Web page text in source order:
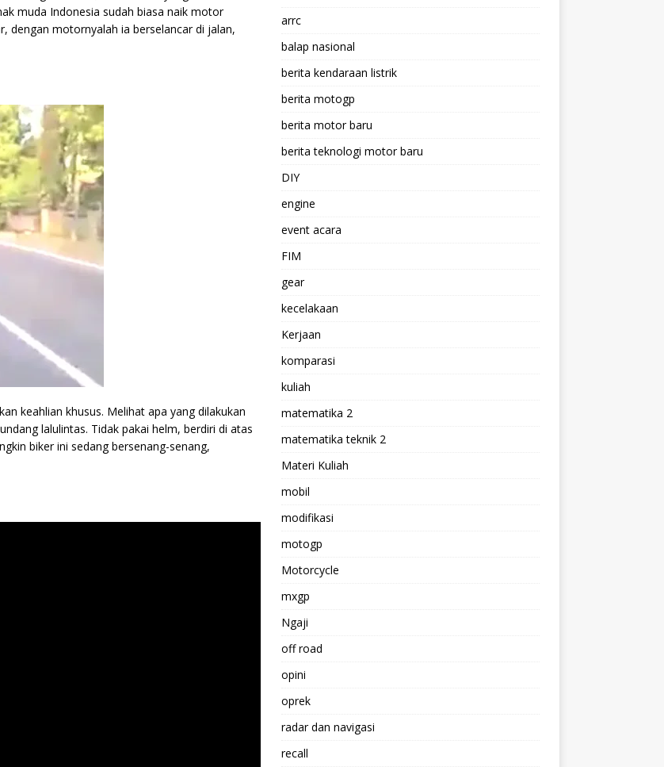
muda Indonesia sudah biasa naik motor
dengan motornyalah ia berselancar di jalan,
keahlian khusus. Melihat apa yang dilakukan
lalulintas. Tidak pakai helm, berdiri di atas
biker ini sedang bersenang-senang,
arrc
balap nasional
berita kendaraan listrik
berita motogp
berita motor baru
berita teknologi motor baru
DIY
engine
event acara
FIM
gear
kecelakaan
Kerjaan
komparasi
kuliah
matematika 2
matematika teknik 2
Materi Kuliah
mobil
modifikasi
motogp
Motorcycle
mxgp
Ngaji
off road
opini
oprek
radar dan navigasi
recall